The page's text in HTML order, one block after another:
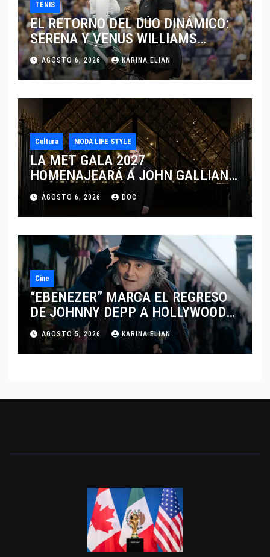
TENIS
EL RETORNO DEL DÚO DINÁMICO:
SERENA Y VENUS WILLIAMS
DISPUTARÁN LOS DOBLES EN
CINCINNATI 2026
AGOSTO 6, 2026 KARINA ELIAN
Cultura MODA LIFE STYLE
LA MET GALA 2027
HOMENAJEARÁ A JOHN GALLIANO
MARCANDO EL REGRESO DEL REY
DEL DRAMATISMO
AGOSTO 6, 2026 DOC
Cine
“EBENEZER” MARCA EL REGRESO
DE JOHNNY DEPP A HOLLYWOOD
TRAS SU PASO POR EL CINE
INDEPENDIENTE EUROPEO
AGOSTO 5, 2026 KARINA ELIAN